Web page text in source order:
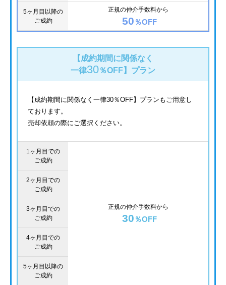
5ヶ月目以降の
ご成約
正規の仲介手数料から
50 ％OFF
【成約期間に関係なく
一律30％OFF】 プラン
【成約期間に関係なく一律30％OFF】プランもご用意し
ております。
売却依頼の際にご選択ください。
1ヶ月目での
ご成約
正規の仲介手数料から
30 ％OFF
2ヶ月目での
ご成約
3ヶ月目での
ご成約
4ヶ月目での
ご成約
5ヶ月目以降の
ご成約